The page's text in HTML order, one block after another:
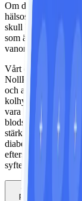
Om ditt mål är att
hälsosammare och
skull bör du
som är speciellt
vanor när du lever
Vårt
NollPointslista som
och att du lever
kolhydrater (t ex
vara ett
blodsocker mer än
stärkelserika
diabetesanpassade
eftersom mat som
syfte att hålla koll
Är det
prediabetes,